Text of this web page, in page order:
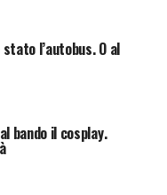
l’autobus. O al
bando il cosplay.